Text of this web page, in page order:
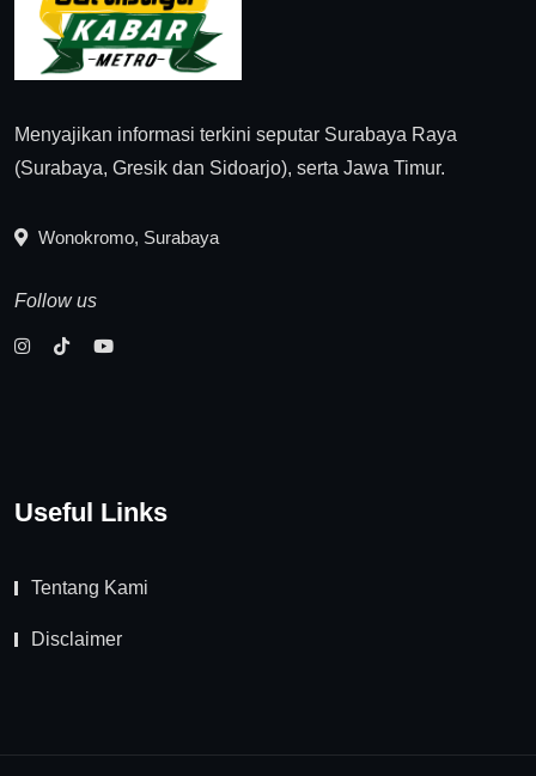
Menyajikan informasi terkini seputar Surabaya Raya
(Surabaya, Gresik dan Sidoarjo), serta Jawa Timur.
Wonokromo, Surabaya
Follow us
Useful Links
Tentang Kami
Disclaimer